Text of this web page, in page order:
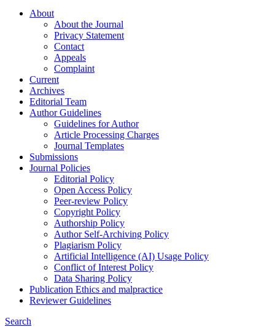
About
About the Journal
Privacy Statement
Contact
Appeals
Complaint
Current
Archives
Editorial Team
Author Guidelines
Guidelines for Author
Article Processing Charges
Journal Templates
Submissions
Journal Policies
Editorial Policy
Open Access Policy
Peer-review Policy
Copyright Policy
Authorship Policy
Author Self-Archiving Policy
Plagiarism Policy
Artificial Intelligence (AI) Usage Policy
Conflict of Interest Policy
Data Sharing Policy
Publication Ethics and malpractice
Reviewer Guidelines
Search